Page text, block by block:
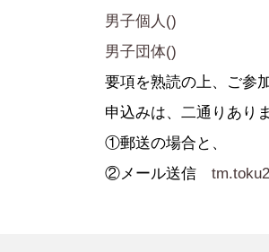
男子個人()
男子団体()
要項を熟読の上、ご参
申込みは、二通りありま
①郵送の場合と、
②メール送信